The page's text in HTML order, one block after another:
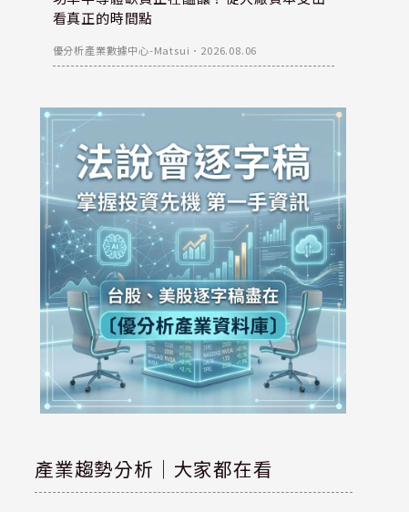
看真正的時間點
優分析產業數據中心-Matsui ． 2026.08.06
產業趨勢分析｜大家都在看